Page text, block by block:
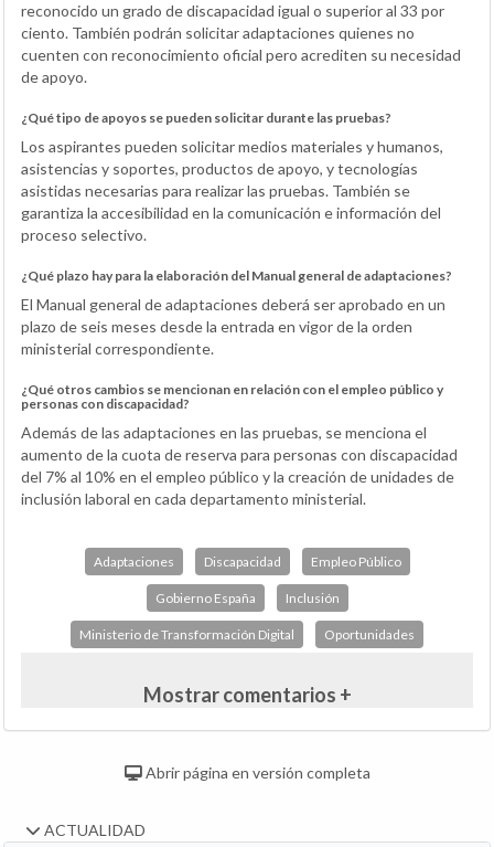
reconocido un grado de discapacidad igual o superior al 33 por
ciento. También podrán solicitar adaptaciones quienes no
cuenten con reconocimiento oficial pero acrediten su necesidad
de apoyo.
¿Qué tipo de apoyos se pueden solicitar durante las pruebas?
Los aspirantes pueden solicitar medios materiales y humanos,
asistencias y soportes, productos de apoyo, y tecnologías
asistidas necesarias para realizar las pruebas. También se
garantiza la accesibilidad en la comunicación e información del
proceso selectivo.
¿Qué plazo hay para la elaboración del Manual general de adaptaciones?
El Manual general de adaptaciones deberá ser aprobado en un
plazo de seis meses desde la entrada en vigor de la orden
ministerial correspondiente.
¿Qué otros cambios se mencionan en relación con el empleo público y
personas con discapacidad?
Además de las adaptaciones en las pruebas, se menciona el
aumento de la cuota de reserva para personas con discapacidad
del 7% al 10% en el empleo público y la creación de unidades de
inclusión laboral en cada departamento ministerial.
Adaptaciones Discapacidad Empleo Público
Gobierno España Inclusión
Ministerio de Transformación Digital Oportunidades
Mostrar comentarios +
Abrir página en versión completa
ACTUALIDAD